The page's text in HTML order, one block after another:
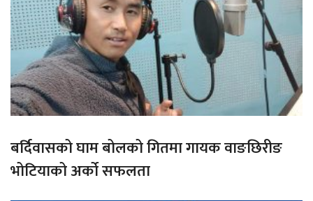
बर्दिवासको घाम बोलको गितमा गायक वाङछिरीङ
भोटियाको अर्को सफलता